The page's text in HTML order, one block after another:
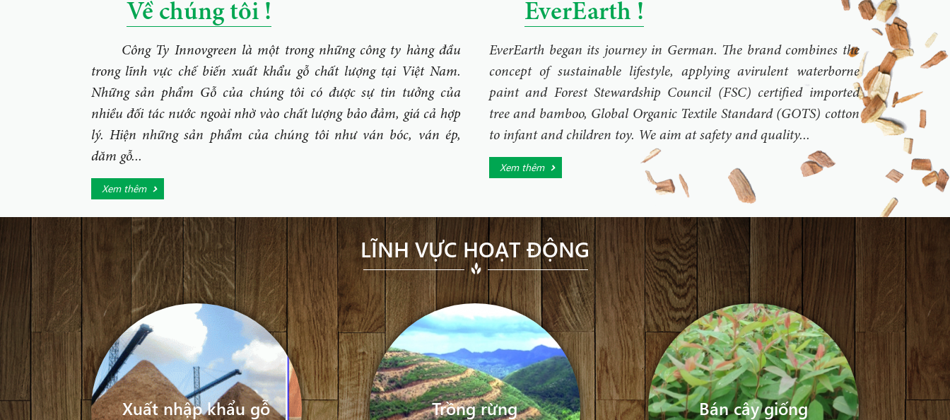
Về chúng tôi !
Công Ty Innovgreen là một trong những công ty hàng đầu
trong lĩnh vực chế biến xuất khẩu gỗ chất lượng tại Việt Nam.
Những sản phẩm Gỗ của chúng tôi có được sự tin tưởng của
nhiều đối tác nước ngoài nhờ vào chất lượng bảo đảm, giá cả hợp
lý. Hiện những sản phẩm của chúng tôi như ván bóc, ván ép,
dăm gỗ...
Xem thêm
EverEarth !
EverEarth began its journey in German. The brand combines the
concept of sustainable lifestyle, applying avirulent waterborne
paint and Forest Stewardship Council (FSC) certified imported
tree and bamboo, Global Organic Textile Standard (GOTS) cotton
to infant and children toy. We aim at safety and quality...
Xem thêm
LĨNH VỰC HOẠT ĐỘNG
Xuất nhập khẩu gỗ Trồng rừng Bán cây giống